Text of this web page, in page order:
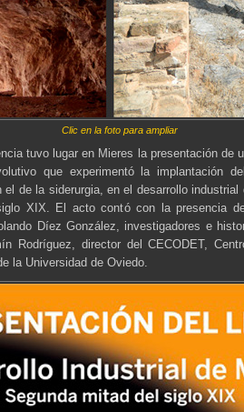
Clic en la foto para ampliar
tuvo lugar en Mieres la presentación de
que experimentó la implantación
el de la siderurgia, en el desarrollo industrial
XIX. El acto contó con la presencia
Díez González, investigadores e
Rodríguez, director del CECODET,
la Universidad de Oviedo.